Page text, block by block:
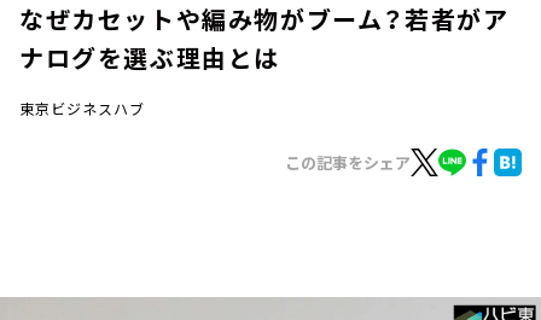
なぜカセットや編み物がブーム？若者がア
ナログを選ぶ理由とは
東京ビジネスハブ
この記事をシェア